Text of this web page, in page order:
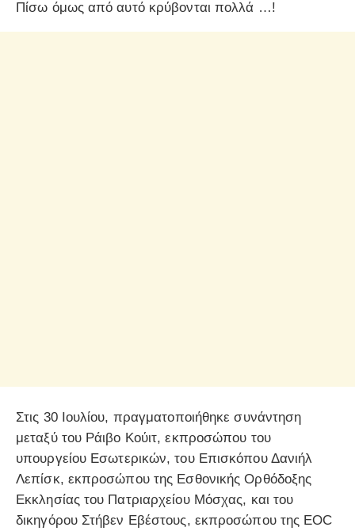
Πίσω όμως από αυτό κρύβονται πολλά …!
Στις 30 Ιουλίου, πραγματοποιήθηκε συνάντηση
μεταξύ του Ράιβο Κούιτ, εκπροσώπου του
υπουργείου Εσωτερικών, του Επισκόπου Δανιήλ
Λεπίσκ, εκπροσώπου της Εσθονικής Ορθόδοξης
Εκκλησίας του Πατριαρχείου Μόσχας, και του
δικηγόρου Στήβεν Εβέστους, εκπροσώπου της EOC